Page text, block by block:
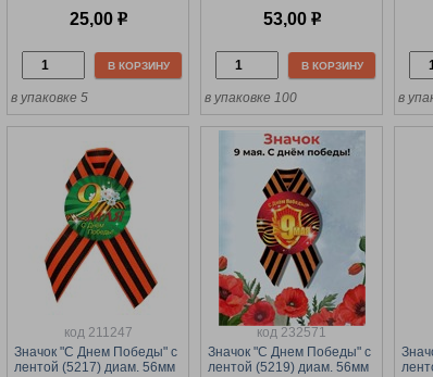
25,00 р
В КОРЗИНУ
в упаковке 5
53,00 р
В КОРЗИНУ
в упаковке 100 в
код 211247
Значок "С Днем Победы" с
лентой (5217) диам. 56мм
код 232571
Значок "С Днем Победы" с
лентой (5219) диам. 56мм